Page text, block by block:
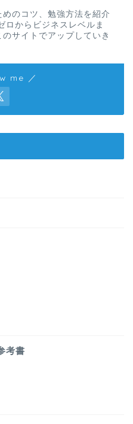
のコツ、勉強方法を紹介
ロからビジネスレベルま
サイトでアップしていき
me ／
考書